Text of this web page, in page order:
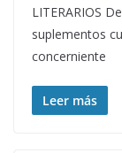
LITERARIOS
suplementos
concerniente
Leer más